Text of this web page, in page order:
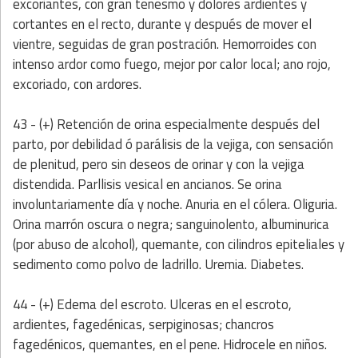
cortantes en el recto, durante y después de mover el
vientre, seguidas de gran postración. Hemorroides con
intenso ardor como fuego, mejor por calor local; ano rojo,
excoriado, con ardores.
43 - (+) Retención de orina especialmente después del
parto, por debilidad ó parálisis de la vejiga, con sensación
de plenitud, pero sin deseos de orinar y con la vejiga
distendida. Parllisis vesical en ancianos. Se orina
involuntariamente día y noche. Anuria en el cólera. Oliguria.
Orina marrón oscura o negra; sanguinolento, albuminurica
(por abuso de alcohol), quemante, con cilindros epiteliales y
sedimento como polvo de ladrillo. Uremia. Diabetes.
44 - (+) Edema del escroto. Ulceras en el escroto,
ardientes, fagedénicas, serpiginosas; chancros
fagedénicos, quemantes, en el pene. Hidrocele en niños.